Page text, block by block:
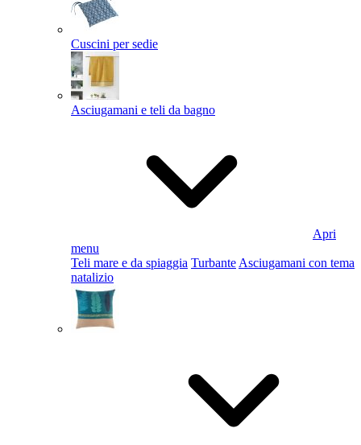
Cuscini per sedie
Asciugamani e teli da bagno
Apri
menu
Teli mare e da spiaggia Turbante Asciugamani con tema
natalizio